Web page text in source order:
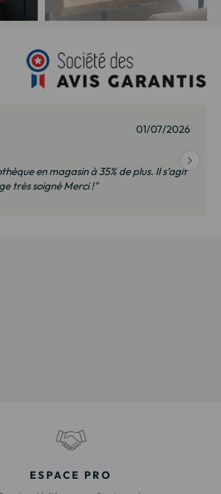
01/07/2026
en magasin à 35% de plus. Il s’agit
très soigné Merci !"
ESPACE PRO